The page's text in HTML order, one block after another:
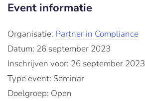
Event informatie
Organisatie: Partner in Compliance
Datum: 26 september 2023
Inschrijven voor: 26 september 2023
Type event: Seminar
Doelgroep: Open